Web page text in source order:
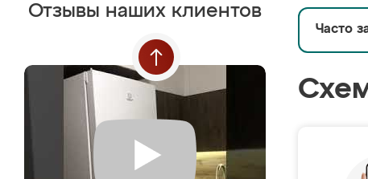
Отзывы наших клиентов
Часто